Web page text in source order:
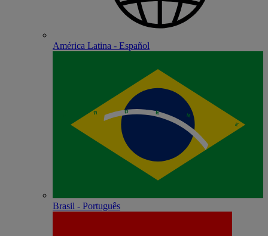
América Latina - Español
Brasil - Português